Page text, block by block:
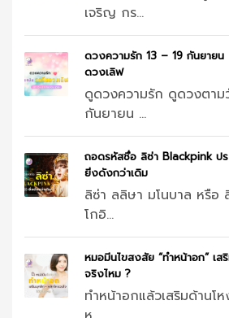
เจริญ กร...
ดวงความรัก 13 – 19 กันยาย
ดวงเลิฟ
ดูดวงความรัก ดูดวงตาม
กันยายน ...
ถอดรหัสชื่อ ลิซ่า Blackpink ปร
ยิ่งดังกว่าเดิม
ลิซ่า ลลิษา มโนบาล หรือ
โกอิ...
หมอมีนไขสงสัย “ทำหน้าอก” เ
จริงไหม ?
ทำหน้าอกแล้วเสริมด้านโ